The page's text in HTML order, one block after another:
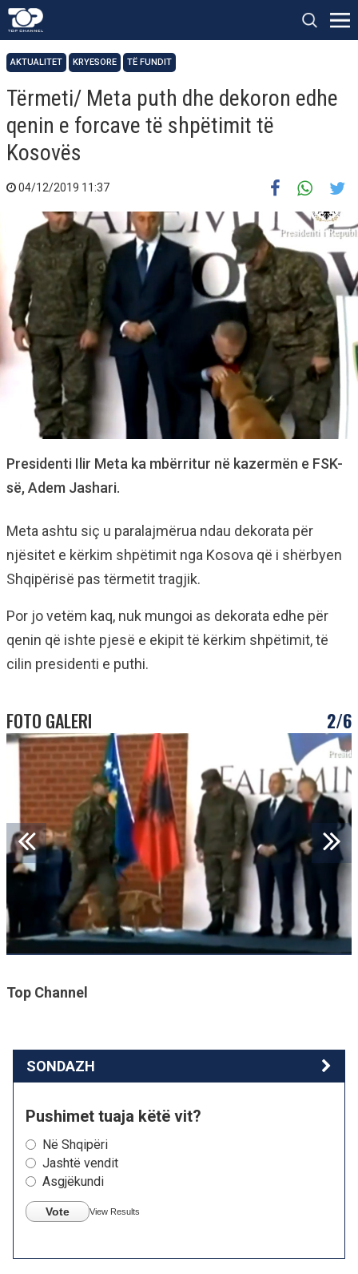
AKTUALITET KRYESORE TË FUNDIT
Tërmeti/ Meta puth dhe dekoron edhe
qenin e forcave të shpëtimit të
Kosovës
04/12/2019 11:37
Presidenti Ilir Meta ka mbërritur në kazermën e FSK-
së, Adem Jashari.
Meta ashtu siç u paralajmërua ndau dekorata për
njësitet e kërkim shpëtimit nga Kosova që i shërbyen
Shqipërisë pas tërmetit tragjik.
Por jo vetëm kaq, nuk mungoi as dekorata edhe për
qenin që ishte pjesë e ekipit të kërkim shpëtimit, të
cilin presidenti e puthi.
FOTO GALERI 2/6
Top Channel
SONDAZH
Pushimet tuaja këtë vit?
Në Shqipëri
Jashtë vendit
Asgjëkundi
Vote View Results